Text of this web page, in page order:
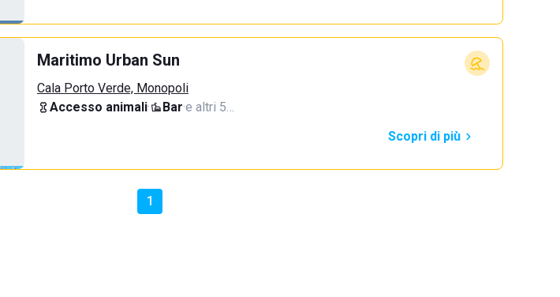
Maritimo Urban Sun
Cala Porto Verde, Monopoli
Accesso animali· Bar·e altri 5…
Scopri di più
1